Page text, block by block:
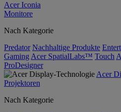
Acer Iconia
Monitore
Nach Kategorie
Predator Nachhaltige Produkte
Gaming Acer SpatialLabs™ Touch
ProDesigner
Acer
Projektoren
Nach Kategorie